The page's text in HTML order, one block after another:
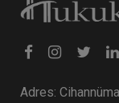
Adres: